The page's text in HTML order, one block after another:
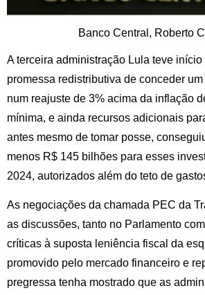
Banco Central, Roberto
A terceira administração Lula teve
promessa redistributiva de conceder
num reajuste de 3% acima da inflação
mínima, e ainda recursos adicionais
antes mesmo de tomar posse,
menos R$ 145 bilhões para esses
2024, autorizados além do teto de
As negociações da chamada PEC da
as discussões, tanto no Parlamento
críticas à suposta leniência fiscal da
promovido pelo mercado financeiro e
pregressa tenha mostrado que as